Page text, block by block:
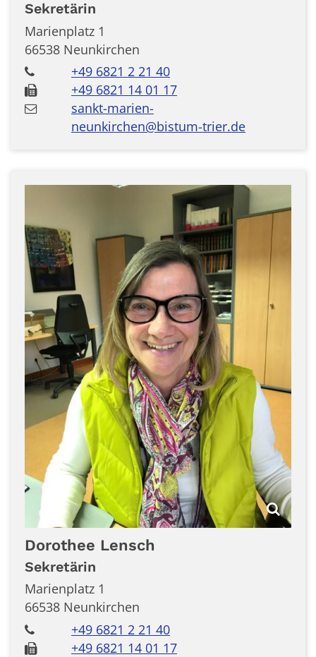
Sekretärin
Marienplatz 1
66538 Neunkirchen
+49 6821 2 21 40
+49 6821 14 01 17
sankt-marien-
neunkirchen@bistum-trier.de
Dorothee Lensch
Sekretärin
Marienplatz 1
66538 Neunkirchen
+49 6821 2 21 40
+49 6821 14 01 17